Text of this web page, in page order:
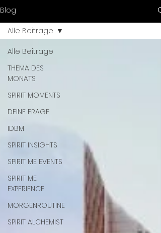
Blog
Alle Beiträge
THEMA DES
MONATS
SPIRIT MOMENTS
DEINE FRAGE
IDBM
SPIRIT INSIGHTS
SPIRIT ME EVENTS
SPIRIT ME
EXPERIENCE
MORGENROUTINE
SPIRIT ALCHEMIST
Alle Beiträge